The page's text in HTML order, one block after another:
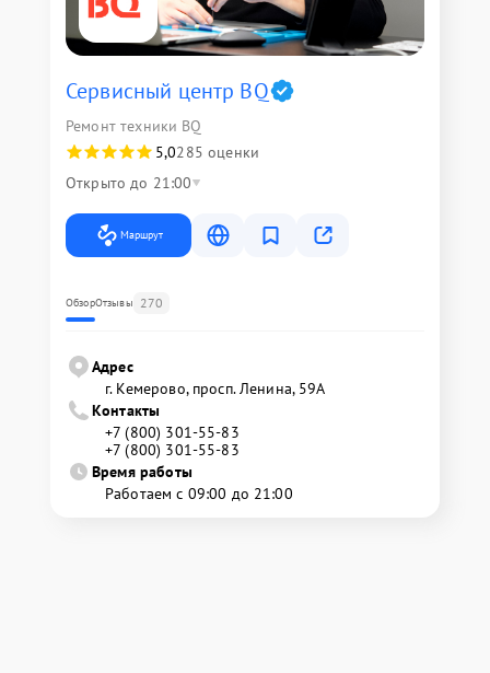
Сервисный центр BQ
Ремонт техники BQ
5,0285 оценки
Открыто до 21:00
Маршрут
ОбзорОтзывы 270
Адрес
г. Кемерово, просп. Ленина, 59А
Контакты
+7 (800) 301-55-83
+7 (800) 301-55-83
Время работы
Работаем с 09:00 до 21:00